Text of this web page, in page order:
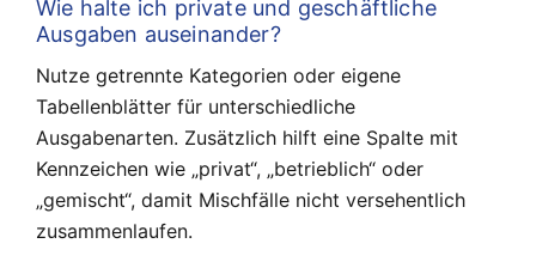
Wie halte ich private und geschäftliche
Ausgaben auseinander?
Nutze getrennte Kategorien oder eigene
Tabellenblätter für unterschiedliche
Ausgabenarten. Zusätzlich hilft eine Spalte mit
Kennzeichen wie „privat“, „betrieblich“ oder
„gemischt“, damit Mischfälle nicht versehentlich
zusammenlaufen.